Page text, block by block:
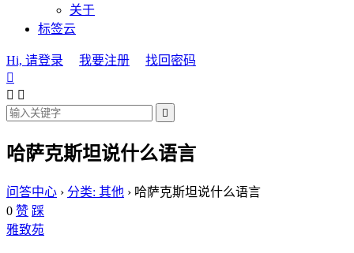
关于
标签云
Hi, 请登录 我要注册
找回密码

 

哈萨克斯坦说什么语言
问答中心 › 分类: 其他 › 哈萨克斯坦说什么语言
0 赞 踩
雅致苑